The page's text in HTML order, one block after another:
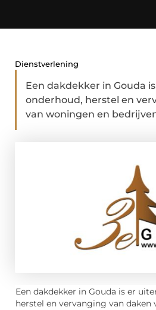
Dienstverlening
Een dakdekker in Gouda
onderhoud, herstel en
van woningen en
Een dakdekker in Gouda is er
herstel en vervanging van daken